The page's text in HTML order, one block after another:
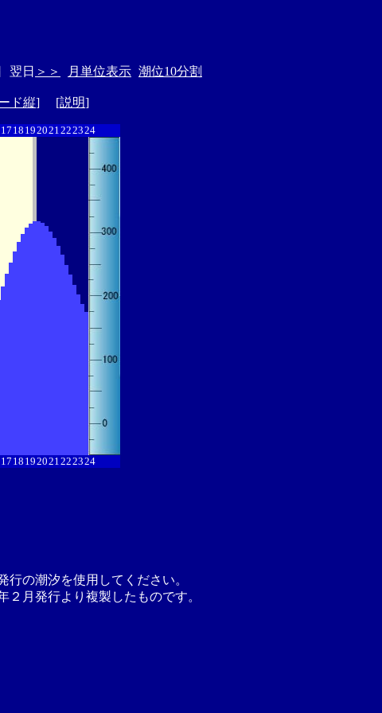
翌日 ＞＞ 月単位表示 潮位10分割
ド縦] [説明]
17 18 192021222324
17 18 192021222324
の潮汐を使用してください。
月発行より複製したものです。